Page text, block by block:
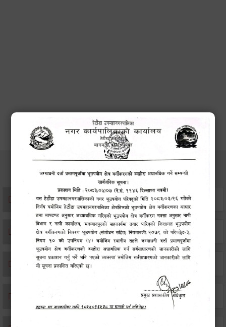
सेवाहरु
संस्था दर्ता सिफारिस
एकिकृत सम्पत्ति कर/घर जग्गा कर
विवाह दर्ता
सम्बन्ध विच्छेद दर्ता